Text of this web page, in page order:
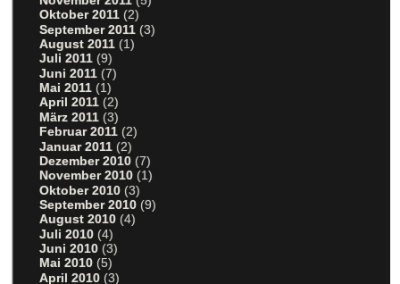
Oktober 2011 (2)
September 2011 (3)
August 2011 (1)
Juli 2011 (9)
Juni 2011 (7)
Mai 2011 (1)
April 2011 (2)
März 2011 (3)
Februar 2011 (2)
Januar 2011 (2)
Dezember 2010 (7)
November 2010 (1)
Oktober 2010 (3)
September 2010 (9)
August 2010 (4)
Juli 2010 (4)
Juni 2010 (3)
Mai 2010 (5)
April 2010 (3)